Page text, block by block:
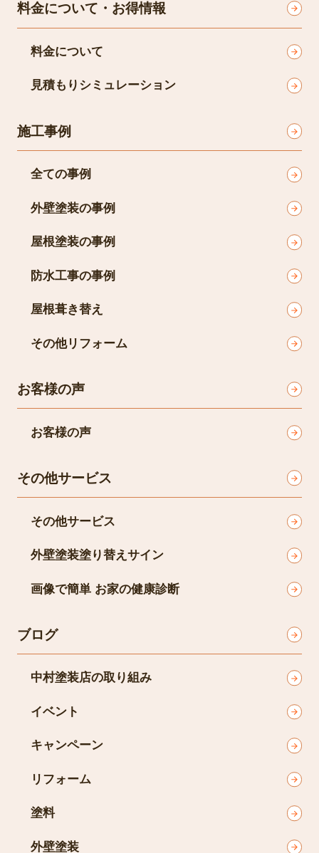
料金について・お得情報
料金について
見積もりシミュレーション
施工事例
全ての事例
外壁塗装の事例
屋根塗装の事例
防水工事の事例
屋根葺き替え
その他リフォーム
お客様の声
お客様の声
その他サービス
その他サービス
外壁塗装塗り替えサイン
画像で簡単 お家の健康診断
ブログ
中村塗装店の取り組み
イベント
キャンペーン
リフォーム
塗料
外壁塗装